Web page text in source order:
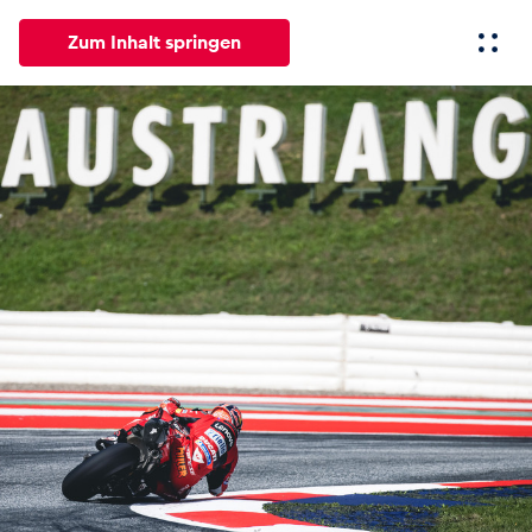
Zum Inhalt springen
Alle News Events Erlebnisse Seiten
News
Alle anzeigen
Events
Alle anzeigen